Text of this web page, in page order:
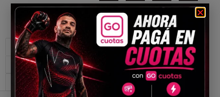
Descripción
Información adicional
Valoraciones (0)